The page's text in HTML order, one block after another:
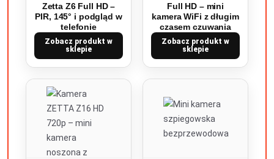
Zetta Z6 Full HD –
PIR, 145° i podgląd w
telefonie
Zobacz produkt w
sklepie
Full HD – mini
kamera WiFi z długim
czasem czuwania
Zobacz produkt w
sklepie